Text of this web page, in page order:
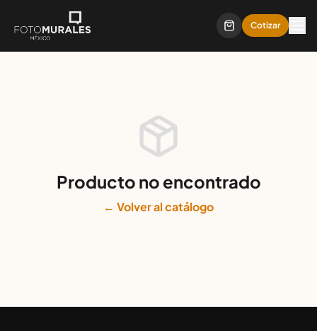
Cotizar
Producto no encontrado
← Volver al catálogo